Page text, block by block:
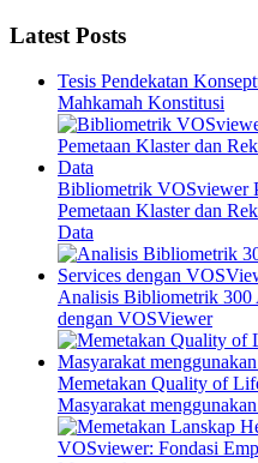
Latest Posts
Tesis Pendekatan
Mahkamah Konstitusi
Bibliometrik VOSviewer
Pemetaan Klaster dan
Data
Analisis Bibliometrik 300
dengan VOSViewer
Memetakan Quality of
Masyarakat